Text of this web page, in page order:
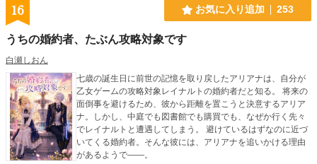
16 お気に入り追加 253
うちの婚約者、たぶん攻略対象です
白瀬しおん
七歳の誕生日に前世の記憶を取り戻したアリアナは、自分が
乙女ゲームの攻略対象レイナルトの婚約者だと知る。 将来の
面倒事を避けるため、彼から距離を置こうと決意するアリア
ナ。しかし、中庭でも図書館でも購買でも、なぜか行く先々
でレイナルトと遭遇してしまう。 避けているはずなのに近づ
いてくる婚約者。そんな彼には、アリアナを追いかける理由
があるようで――。